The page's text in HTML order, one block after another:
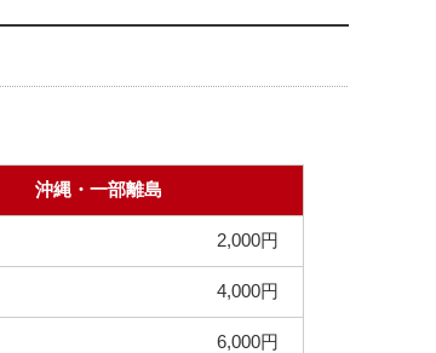
沖縄・一部離島
2,000円
4,000円
6,000円